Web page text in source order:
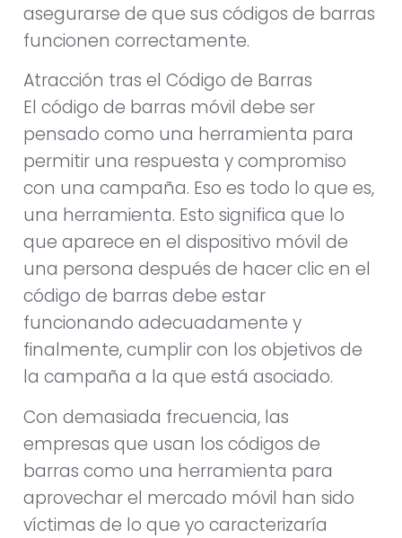
asegurarse de que sus códigos de barras
funcionen correctamente.
Atracción tras el Código de Barras
El código de barras móvil debe ser
pensado como una herramienta para
permitir una respuesta y compromiso
con una campaña. Eso es todo lo que es,
una herramienta. Esto significa que lo
que aparece en el dispositivo móvil de
una persona después de hacer clic en el
código de barras debe estar
funcionando adecuadamente y
finalmente, cumplir con los objetivos de
la campaña a la que está asociado.
Con demasiada frecuencia, las
empresas que usan los códigos de
barras como una herramienta para
aprovechar el mercado móvil han sido
víctimas de lo que yo caracterizaría